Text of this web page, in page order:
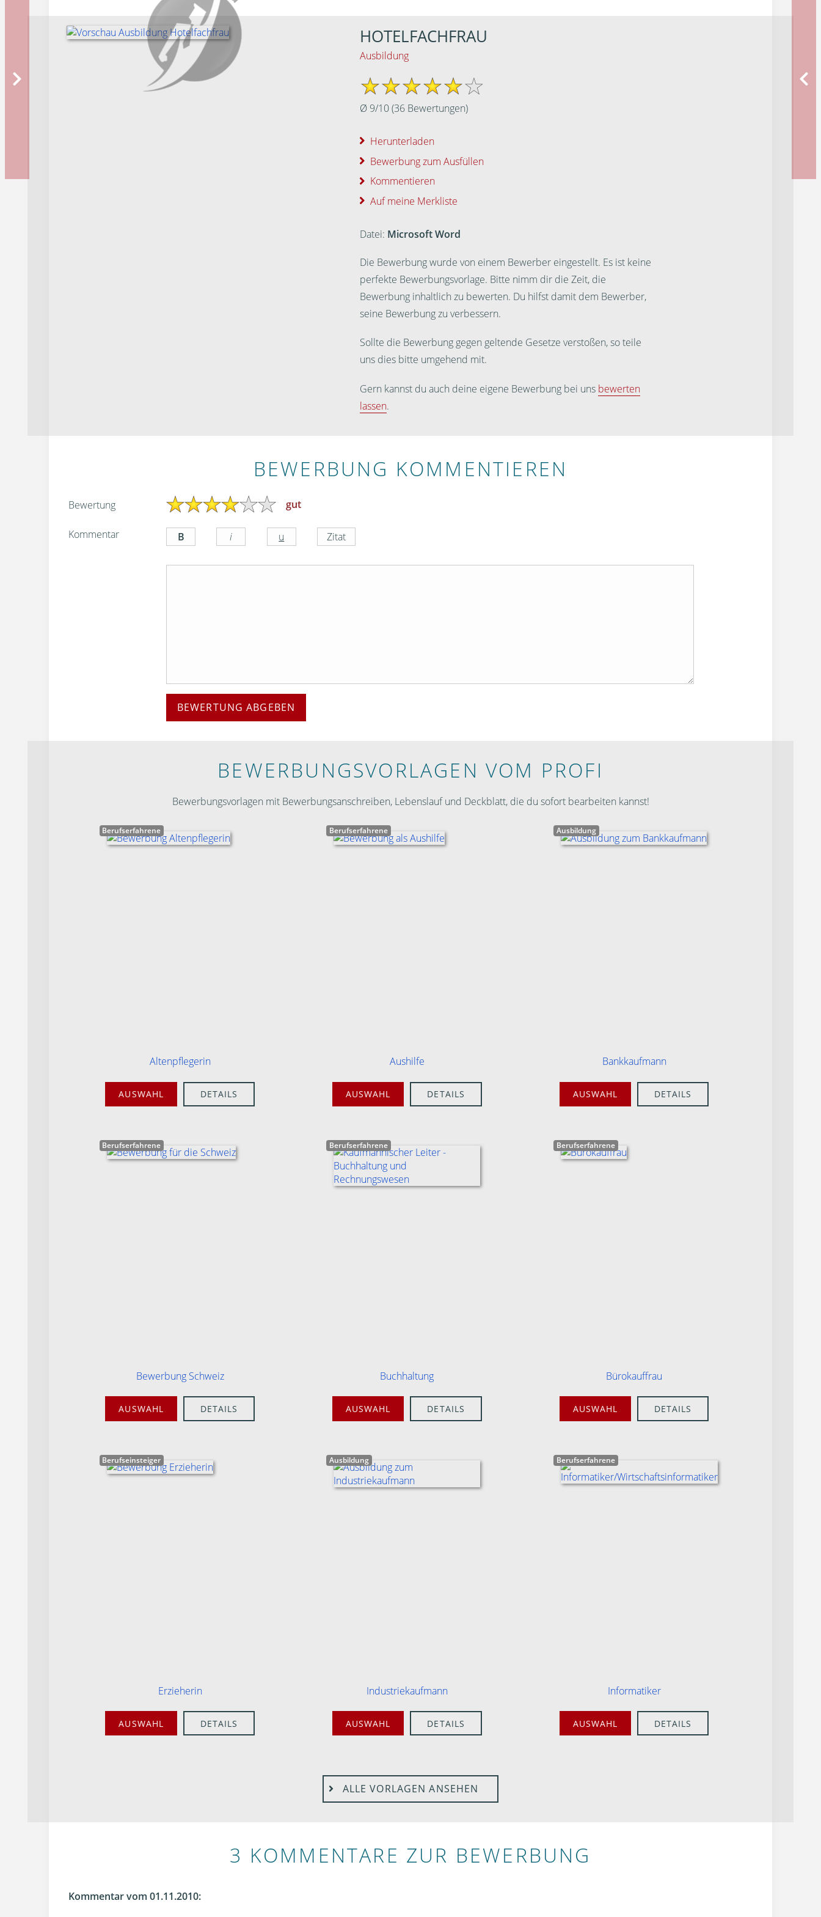
HOTELFACHFRAU
Ausbildung
Ø 9/10(36Bewertungen)
Herunterladen
Bewerbung zum Ausfüllen
Kommentieren
Auf meine Merkliste
Datei: Microsoft Word
Die Bewerbung wurde von einem Bewerber eingestellt. Es ist keine
perfekte Bewerbungsvorlage. Bitte nimm dir die Zeit, die
Bewerbung inhaltlich zu bewerten. Du hilfst damit dem Bewerber,
seine Bewerbung zu verbessern.
Sollte die Bewerbung gegen geltende Gesetze verstoßen, so teile
uns dies bitte umgehend mit.
Gern kannst du auch deine eigene Bewerbung bei uns bewerten
lassen.
BEWERBUNG KOMMENTIEREN
Bewertung gut
Kommentar
BEWERTUNG ABGEBEN
BEWERBUNGS­VORLAGEN VOM PROFI
Bewerbungsvorlagen mit Bewerbungsanschreiben, Lebenslauf und Deckblatt, die du sofort bearbeiten kannst!
Berufserfahrene
Altenpflegerin
AUSWAHL DETAILS
Berufserfahrene
Aushilfe
AUSWAHL DETAILS
Ausbildung
Bankkaufmann
AUSWAHL DETAILS
Berufserfahrene
Bewerbung Schweiz
AUSWAHL DETAILS
Berufserfahrene
Buchhaltung
AUSWAHL DETAILS
Berufserfahrene
Bürokauffrau
AUSWAHL DETAILS
Berufseinsteiger
Erzieherin
AUSWAHL DETAILS
Ausbildung
Industriekaufmann
AUSWAHL DETAILS
Berufserfahrene
Informatiker
AUSWAHL DETAILS
ALLE VORLAGEN ANSEHEN
3 KOMMENTARE ZUR BEWERBUNG
Kommentar vom 01.11.2010: